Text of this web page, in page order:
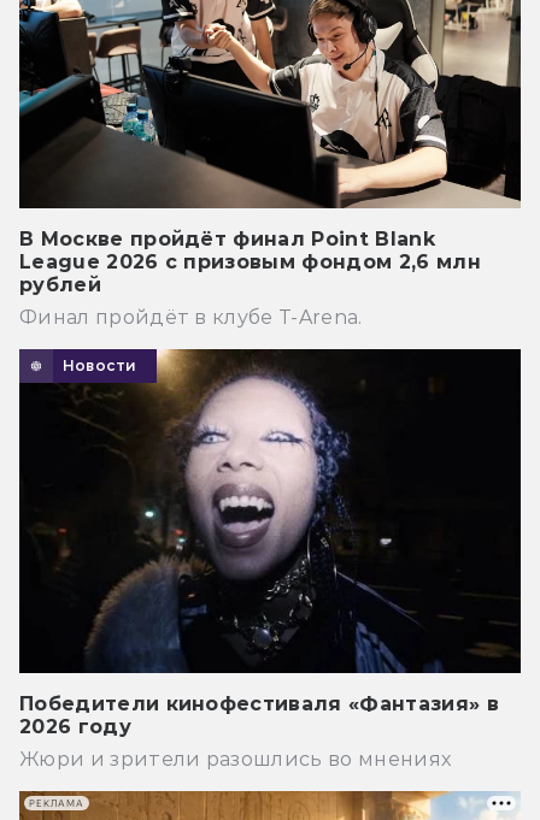
В Москве пройдёт финал Point Blank
League 2026 с призовым фондом 2,6 млн
рублей
Финал пройдёт в клубе T-Arena.
Новости
Победители кинофестиваля «Фантазия» в
2026 году
Жюри и зрители разошлись во мнениях
РЕКЛАМА